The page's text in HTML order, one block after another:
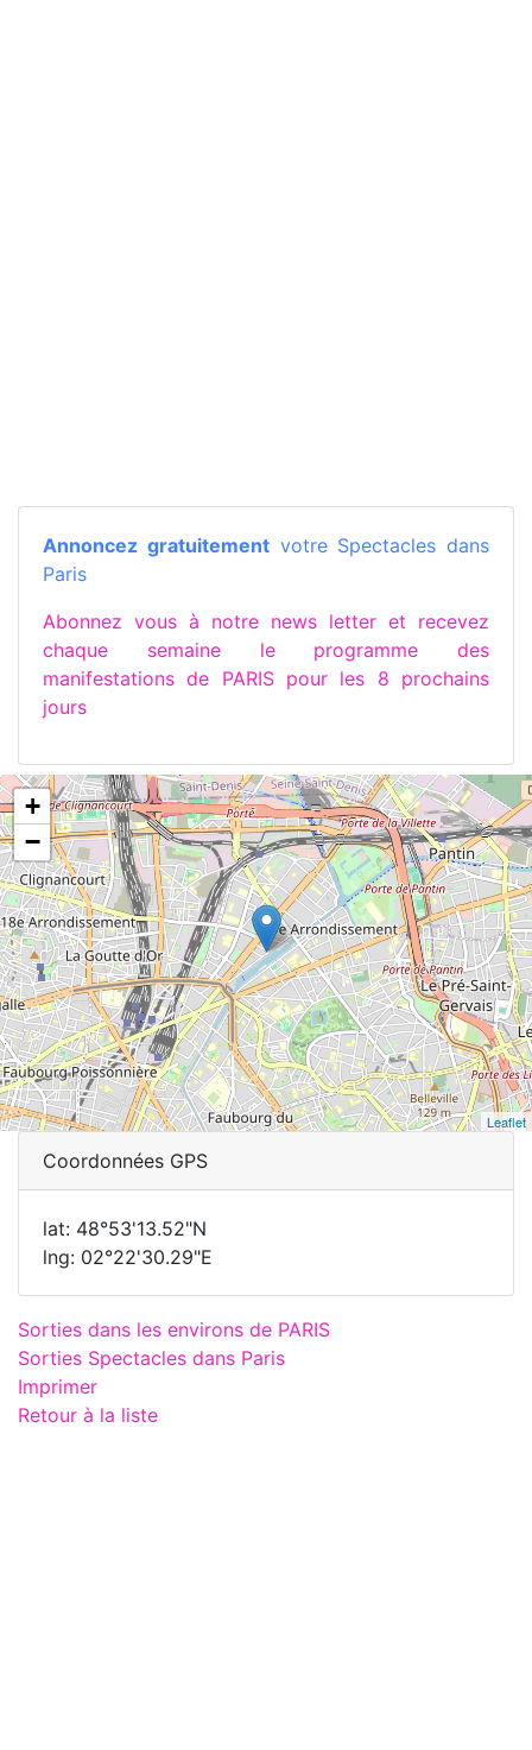
Annoncez gratuitementvotre Spectacles dans
Paris
Abonnez vous à notre news letter et recevez
chaque semaine le programme des
manifestations de PARIS pour les 8 prochains
jours
+
−
Leaflet
Coordonnées GPS
lat: 48°53'13.52"N
lng: 02°22'30.29"E
Sorties dans les environs de PARIS
Sorties Spectacles dans Paris
Imprimer
Retour à la liste